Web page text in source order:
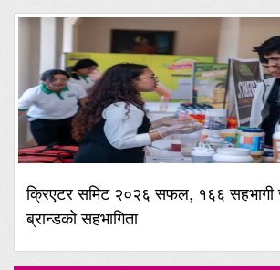
क्रिएटर समिट २०२६ सफल, १६६ सहभागी
ब्रान्डको सहभागिता